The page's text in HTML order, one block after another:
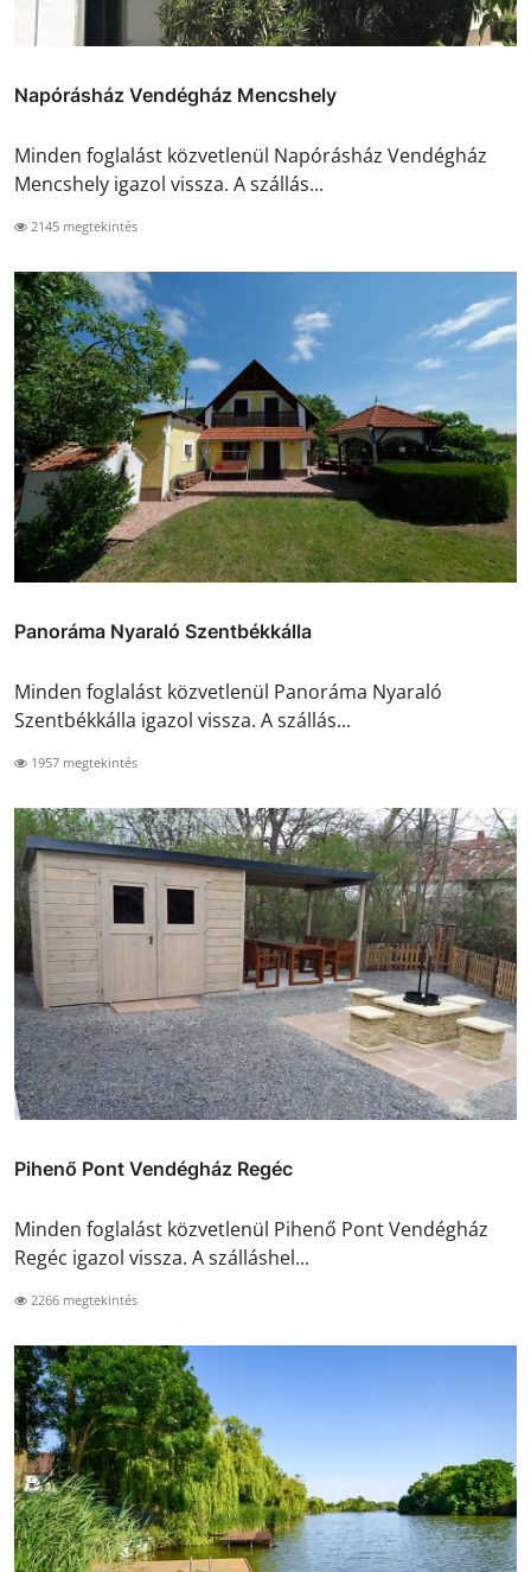
Napórásház Vendégház Mencshely
Minden foglalást közvetlenül Napórásház Vendégház
Mencshely igazol vissza. A szállás...
2145 megtekintés
Panoráma Nyaraló Szentbékkálla
Minden foglalást közvetlenül Panoráma Nyaraló
Szentbékkálla igazol vissza. A szállás...
1957 megtekintés
Pihenő Pont Vendégház Regéc
Minden foglalást közvetlenül Pihenő Pont Vendégház
Regéc igazol vissza. A szálláshel...
2266 megtekintés